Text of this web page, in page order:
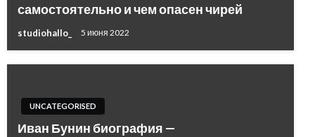
самостоятельно и чем опасен чирей
studiohallo_ 5 июня 2022
UNCATEGORISED
Иван Бунин биография —